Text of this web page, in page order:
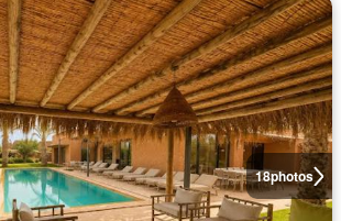
18photos